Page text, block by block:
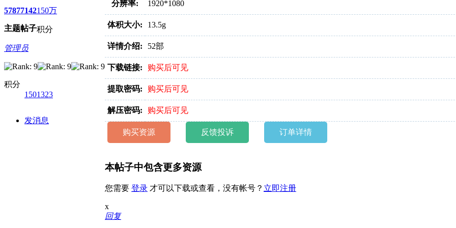
5787
主题
7142
帖子
150万
积分
管理员
积分
1501323
发消息
分辨率: 1920*1080
体积大小: 13.5g
详情介绍: 52部
下载链接: 购买后可见
提取密码: 购买后可见
解压密码: 购买后可见
购买资源 反馈投诉 订单详情
本帖子中包含更多资源
您需要 登录 才可以下载或查看，没有帐号？ 立即注册
x
回复